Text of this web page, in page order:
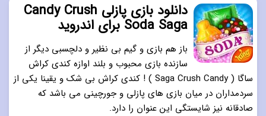
دانلود بازی پازلی Candy Crush
Soda Saga برای اندروید
باز هم بازی و گیم بی نظیر و دلچسبی دیگر از
سازنده بازی محبوب و بلند اوازه کندی کراش
ساگا ( Saga Crush Candy ) ! کندی کراش بی شک و یقینا یکی از
سردمداران در میان بازی های پازلی و جورچینی می باشد که
صادقانه نیز شایستگی این عنوان را دارد.